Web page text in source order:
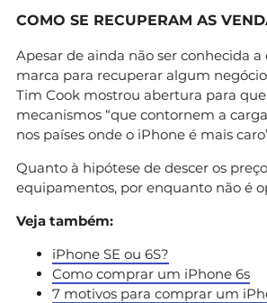
COMO SE RECUPERAM AS
Apesar de ainda não ser conhecida
marca para recuperar algum
Tim Cook mostrou abertura para
mecanismos “que contornem a
nos países onde o iPhone é mais
Quanto à hipótese de descer os
equipamentos, por enquanto não é
Veja também:
iPhone SE ou 6S?
Como comprar um iPhone 6s
7 motivos para comprar um